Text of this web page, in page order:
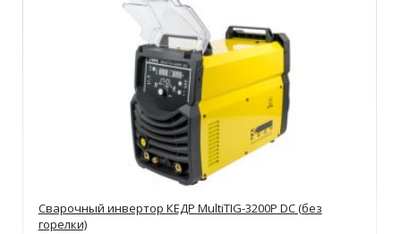
Сварочный инвертор КЕДР MultiTIG-3200P DC (без
горелки)